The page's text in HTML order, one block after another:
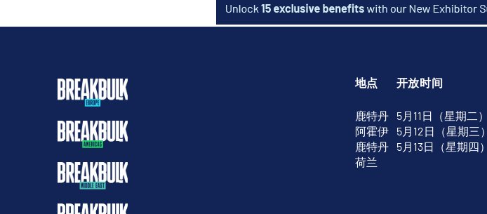
地点
鹿特丹
阿霍伊
鹿特丹
荷兰
开放时间
5月11日（星期二
5月12日（星期三
5月13日（星期四